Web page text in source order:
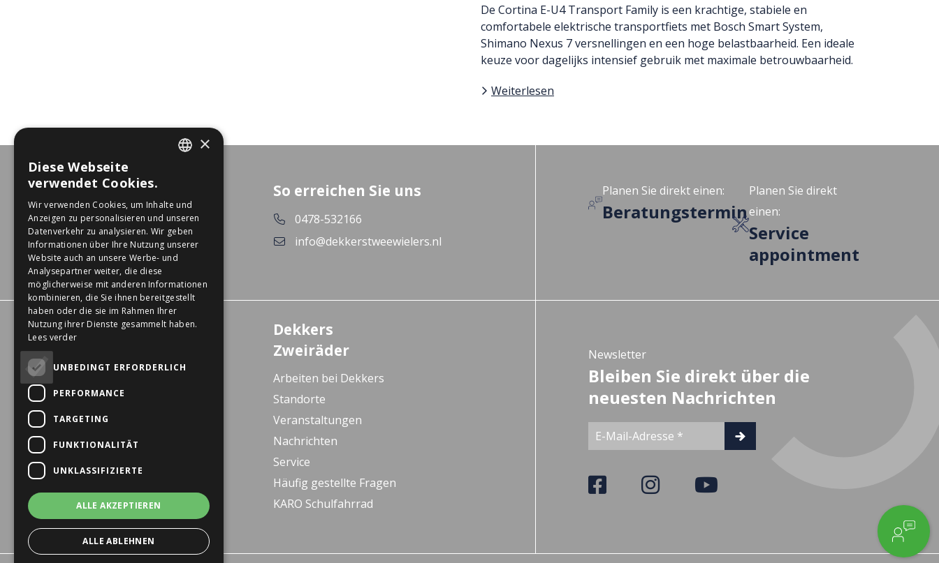
De Cortina E-U4 Transport Family is een krachtige, stabiele en
comfortabele elektrische transportfiets met Bosch Smart System,
Shimano Nexus 7 versnellingen en een hoge belastbaarheid. Een ideale
keuze voor dagelijks intensief gebruik met maximale betrouwbaarheid.
Weiterlesen
So erreichen Sie uns
0478-532166
info@dekkerstweewielers.nl
Planen Sie direkt einen:
Beratungstermin
Planen Sie direkt
einen:
Service
appointment
Erlebniszentrum
De Gagel 12
E-bike Store Vlodrop
6063 NL Vlodrop
De Leeuwhof 7
6301 KZ Valkenburg
Dekkers
Zweiräder
Arbeiten bei Dekkers
Standorte
Veranstaltungen
Nachrichten
Service
Häufig gestellte Fragen
KARO Schulfahrrad
Newsletter
Bleiben Sie direkt über die
neuesten Nachrichten
×
Diese Webseite
verwendet Cookies.
Wir verwenden Cookies, um Inhalte und
Anzeigen zu personalisieren und unseren
Datenverkehr zu analysieren. Wir geben
Informationen über Ihre Nutzung unserer
Website auch an unsere Werbe- und
Analysepartner weiter, die diese
möglicherweise mit anderen Informationen
kombinieren, die Sie ihnen bereitgestellt
haben oder die sie im Rahmen Ihrer
Nutzung ihrer Dienste gesammelt haben.
Lees verder
UNBEDINGT ERFORDERLICH
PERFORMANCE
TARGETING
FUNKTIONALITÄT
UNKLASSIFIZIERTE
ALLE AKZEPTIEREN
ALLE ABLEHNEN